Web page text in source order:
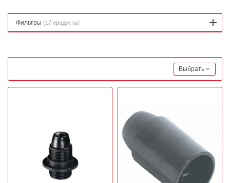
Выбрать
Фильтры (17 продукты)